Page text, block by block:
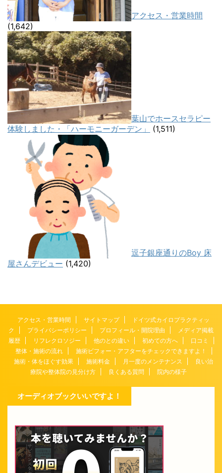
アクセス・営業時間
(1,642)
葉山でホースセラピー
体験しました・「ハーモニーガーデン」
(1,511)
逗子銀座通りのBoy 床
屋さんデビュー (1,420)
アクセス・営業時間 サイトマップ
ドイツ式カイロプラクティッ
ク
プライバシーポリシー プロフィール・開院理由
メディア掲載
履歴
リフレクロソジー 他のとの違い 初めての方へ
口コミ
整体・施術の流れ
施術ビフォー・アフターをチェックできますよ！
施術・体をほぐす効果
施術料金 月一度のメンテナンス
良い治
療院や整体院の見分け方
良くある質問 院内の様子
オーディオブックいいですよ！